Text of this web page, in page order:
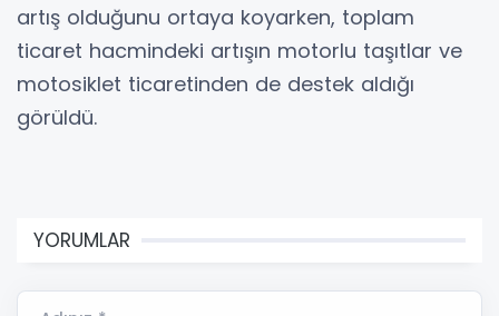
artış olduğunu ortaya koyarken, toplam
ticaret hacmindeki artışın motorlu taşıtlar ve
motosiklet ticaretinden de destek aldığı
görüldü.
YORUMLAR